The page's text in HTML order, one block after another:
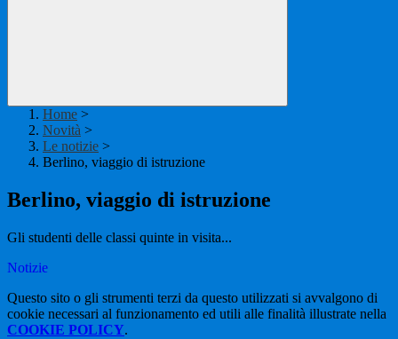
Home >
Novità >
Le notizie >
Berlino, viaggio di istruzione
Berlino, viaggio di istruzione
Gli studenti delle classi quinte in visita...
Notizie
Questo sito o gli strumenti terzi da questo utilizzati si avvalgono di
cookie necessari al funzionamento ed utili alle finalità illustrate nella
COOKIE POLICY.